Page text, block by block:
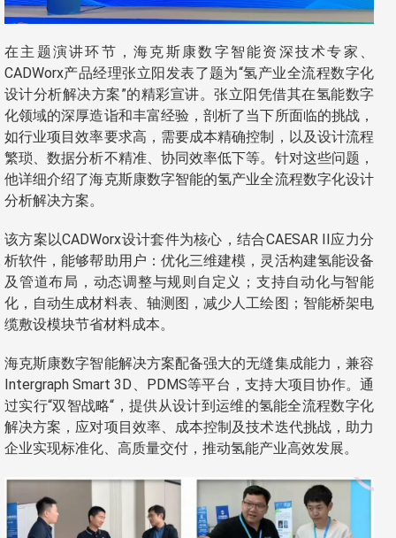
在主题演讲环节，海克斯康数字智能资深技术专家、
CADWorx产品经理张立阳发表了题为“氢产业全流程数字化
设计分析解决方案”的精彩宣讲。张立阳凭借其在氢能数字
化领域的深厚造诣和丰富经验，剖析了当下所面临的挑战，
如行业项目效率要求高，需要成本精确控制，以及设计流程
繁琐、数据分析不精准、协同效率低下等。针对这些问题，
他详细介绍了海克斯康数字智能的氢产业全流程数字化设计
分析解决方案。
该方案以CADWorx设计套件为核心，结合CAESAR II应力分
析软件，能够帮助用户：优化三维建模，灵活构建氢能设备
及管道布局，动态调整与规则自定义；支持自动化与智能
化，自动生成材料表、轴测图，减少人工绘图；智能桥架电
缆敷设模块节省材料成本。
海克斯康数字智能解决方案配备强大的无缝集成能力，兼容
Intergraph Smart 3D、PDMS等平台，支持大项目协作。通
过实行“双智战略“，提供从设计到运维的氢能全流程数字化
解决方案，应对项目效率、成本控制及技术迭代挑战，助力
企业实现标准化、高质量交付，推动氢能产业高效发展。